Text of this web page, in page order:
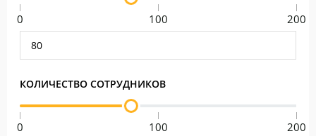
0 100 200
КОЛИЧЕСТВО СОТРУДНИКОВ
0 100 200